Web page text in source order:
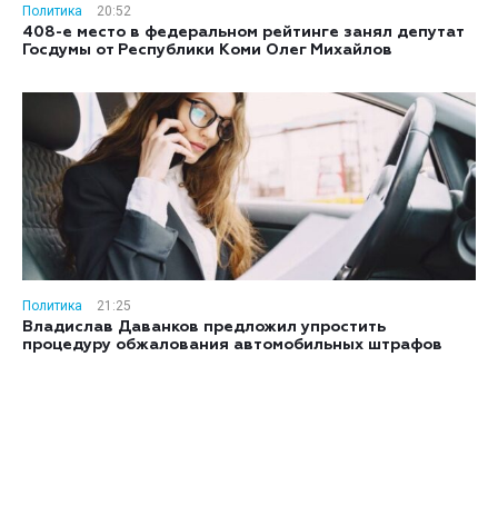
Политика
20:52
408-е место в федеральном рейтинге занял депутат
Госдумы от Республики Коми Олег Михайлов
Политика
21:25
Владислав Даванков предложил упростить
процедуру обжалования автомобильных штрафов